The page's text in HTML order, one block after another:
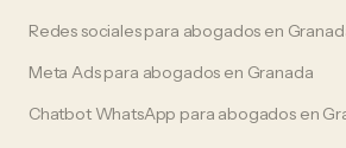
Redes socialespara abogados en
Meta Adspara abogados en Granada
Chatbot WhatsApp para abogadosen